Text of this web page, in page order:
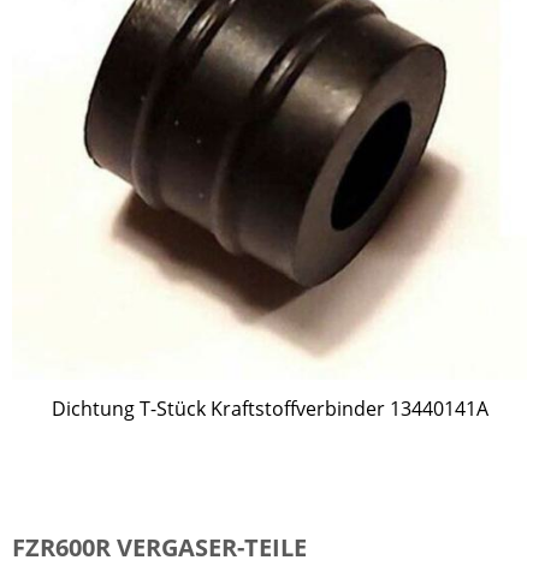
Dichtung T-Stück Kraftstoffverbinder 13440141A
FZR600R VERGASER-TEILE